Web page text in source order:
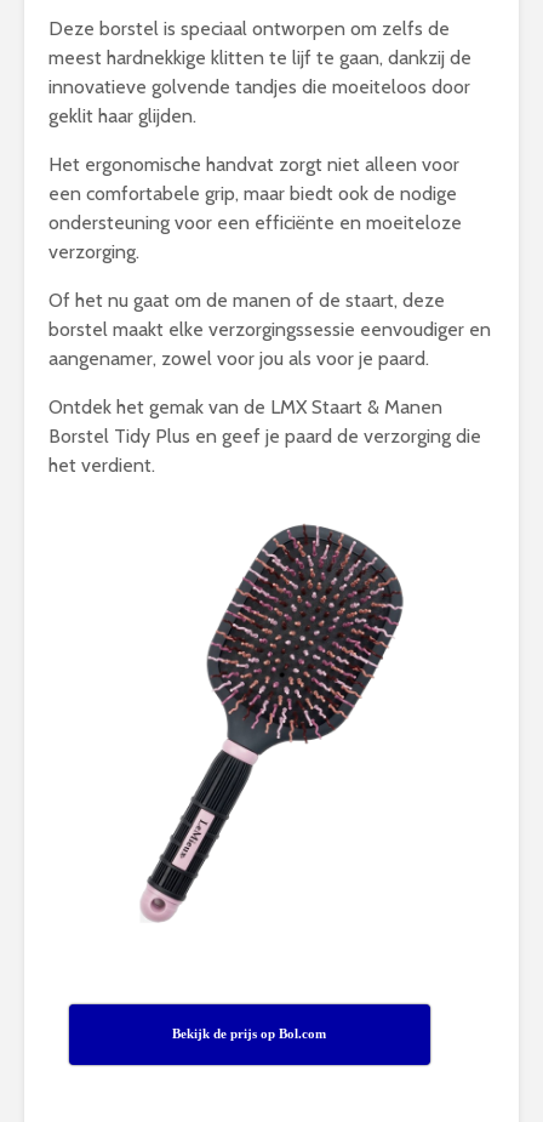
Deze borstel is speciaal ontworpen om zelfs de
meest hardnekkige klitten te lijf te gaan, dankzij de
innovatieve golvende tandjes die moeiteloos door
geklit haar glijden.
Het ergonomische handvat zorgt niet alleen voor
een comfortabele grip, maar biedt ook de nodige
ondersteuning voor een efficiënte en moeiteloze
verzorging.
Of het nu gaat om de manen of de staart, deze
borstel maakt elke verzorgingssessie eenvoudiger en
aangenamer, zowel voor jou als voor je paard.
Ontdek het gemak van de LMX Staart & Manen
Borstel Tidy Plus en geef je paard de verzorging die
het verdient.
Bekijk de prijs op Bol.com